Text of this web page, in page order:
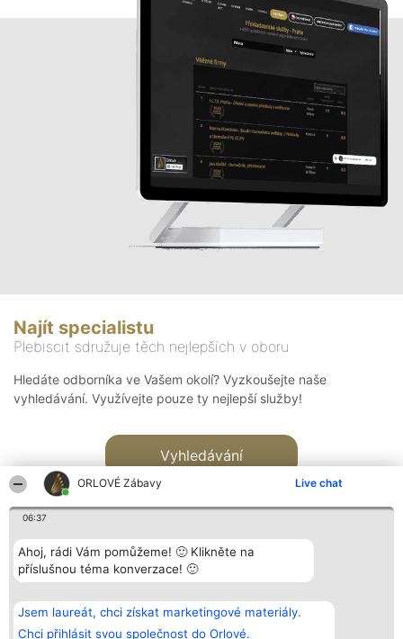
ORLOVÉ Zábavy Live chat
06:37
Ahoj, rádi Vám pomůžeme! 🙂 Klikněte na
příslušnou téma konverzace! 🙂
Jsem laureát, chci získat marketingové materiály.
Chci přihlásit svou společnost do Orlové.
Najít specialistu
Plebiscit sdružuje těch nejlepších v oboru
Hledáte odborníka ve Vašem okolí? Vyzkoušejte naše
vyhledávání. Využívejte pouze ty nejlepší služby!
Vyhledávání
Bright Side Solutions sp. z o.
o. sp. k.
ul. Ruska 22
Vítězové
Seznam všech
laureátů
Kontakt